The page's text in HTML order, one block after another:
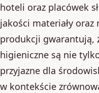
hoteli oraz placówek
jakości materiały
produkcji gwarantują,
higieniczne są nie
przyjazne dla
w kontekście